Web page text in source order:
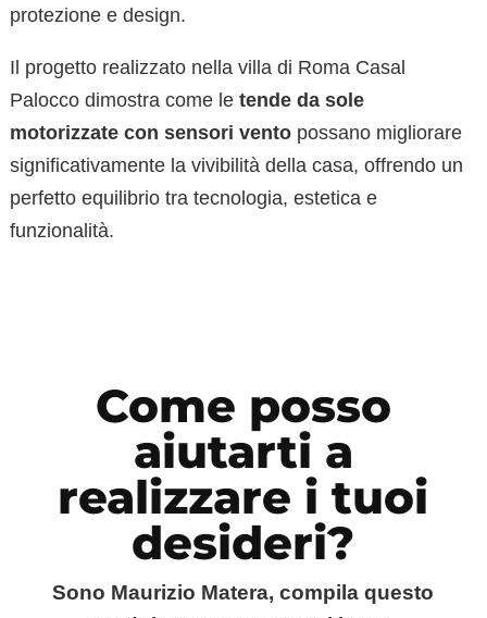
protezione e design.
Il progetto realizzato nella villa di Roma Casal
Palocco dimostra come le tende da sole
motorizzate con sensori ventopossano migliorare
significativamente la vivibilità della casa, offrendo un
perfetto equilibrio tra tecnologia, estetica e
funzionalità.
Come posso
aiutarti a
realizzare i tuoi
desideri?
Sono Maurizio Matera, compila questo